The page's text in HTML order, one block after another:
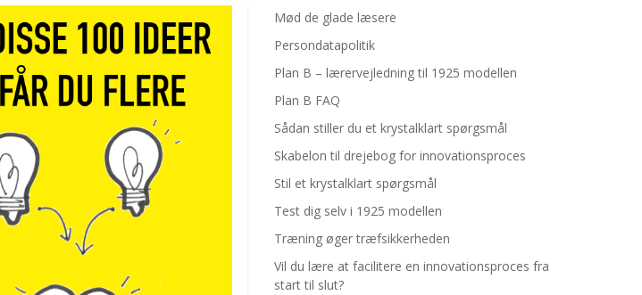
Mød de glade læsere
Persondatapolitik
Plan B – lærervejledning til 1925 modellen
Plan B FAQ
Sådan stiller du et krystalklart spørgsmål
Skabelon til drejebog for innovationsproces
Stil et krystalklart spørgsmål
Test dig selv i 1925 modellen
Træning øger træfsikkerheden
Vil du lære at facilitere en innovationsproces fra
start til slut?